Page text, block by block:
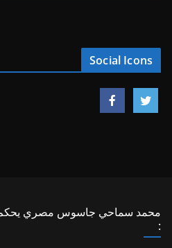
Social Icons
محمد سماحي جاسوس مصري يحكم
: